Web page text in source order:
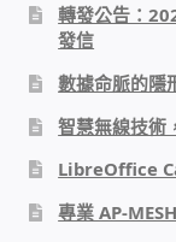
聯盟電子
網路型門口
門禁安全控制
轉發公告：
發信
數據命脈的隱
智慧無線技術
LibreOffice
專業 AP-